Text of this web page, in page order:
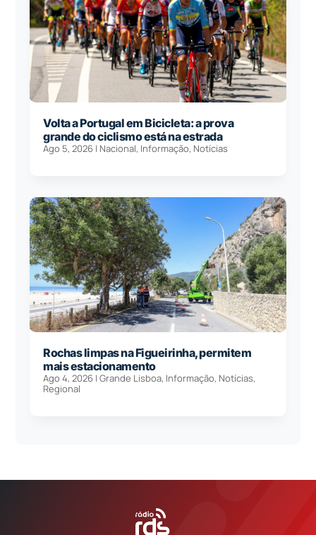
Volta a Portugal em Bicicleta: a prova
grande do ciclismo está na estrada
Ago 5, 2026 | Nacional, Informação, Notícias
Rochas limpas na Figueirinha, permitem
mais estacionamento
Ago 4, 2026 |Grande Lisboa, Informação, Notícias,
Regional